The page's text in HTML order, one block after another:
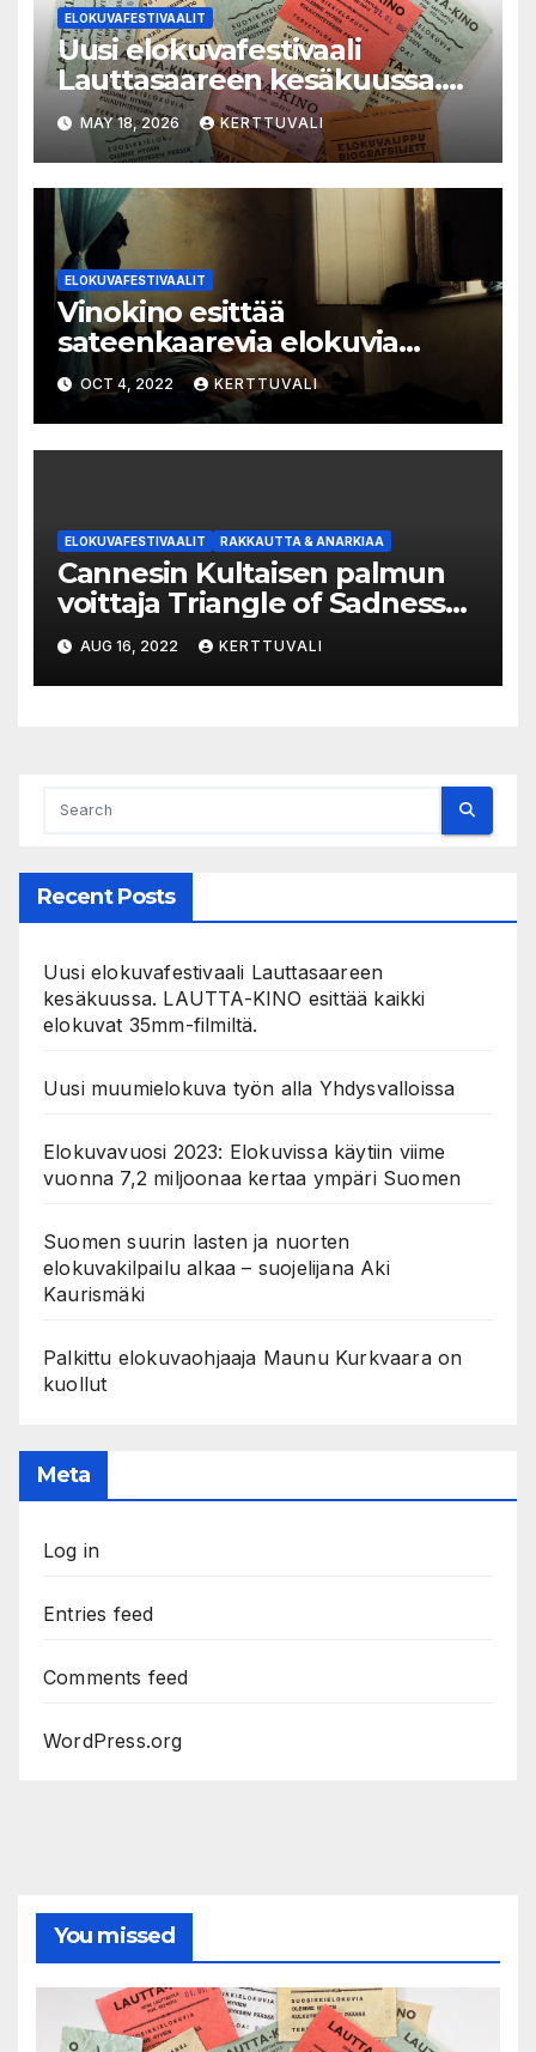
ELOKUVAFESTIVAALIT
Uusi elokuvafestivaali
Lauttasaareen kesäkuussa.
LAUTTA-KINO esittää kaikki
elokuvat 35mm-filmiltä.
MAY 18, 2026 KERTTUVALI
ELOKUVAFESTIVAALIT
Vinokino esittää
sateenkaarevia elokuvia
viidellä paikkakunnalla
OCT 4, 2022 KERTTUVALI
ELOKUVAFESTIVAALIT RAKKAUTTA & ANARKIAA
Cannesin Kultaisen palmun
voittaja Triangle of Sadness
avaa 35. R&A-festivaalin
torstaina 15. syyskuuta
AUG 16, 2022 KERTTUVALI
Recent Posts
Uusi elokuvafestivaali Lauttasaareen
kesäkuussa. LAUTTA-KINO esittää kaikki
elokuvat 35mm-filmiltä.
Uusi muumielokuva työn alla Yhdysvalloissa
Elokuvavuosi 2023: Elokuvissa käytiin viime
vuonna 7,2 miljoonaa kertaa ympäri Suomen
Suomen suurin lasten ja nuorten
elokuvakilpailu alkaa – suojelijana Aki
Kaurismäki
Palkittu elokuvaohjaaja Maunu Kurkvaara on
kuollut
Meta
Log in
Entries feed
Comments feed
WordPress.org
You missed